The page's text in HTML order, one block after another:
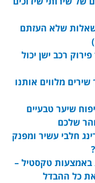
שלא העזתם
רכב ישן יכול
מלווים אותנו
שיער טבעיים
שלכם
חלבי עשיר ומפנק
טקסטיל –
כל ההבדל